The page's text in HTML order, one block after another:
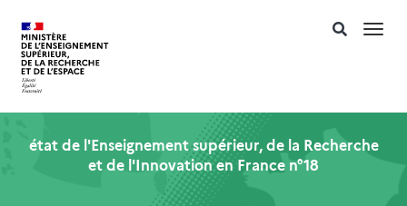
état de l'Enseignement supérieur, de la Recherche
et de l'Innovation en France n°18